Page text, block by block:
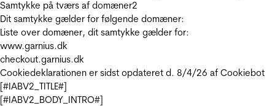
Samtykke på tværs af domæner2
Dit samtykke gælder for følgende domæner:
Liste over domæner, dit samtykke gælder for:
www.garnius.dk
checkout.garnius.dk
Cookiedeklarationen er sidst opdateret d. 8/4/26 af Cookiebot
[#IABV2_TITLE#]
[#IABV2_BODY_INTRO#]